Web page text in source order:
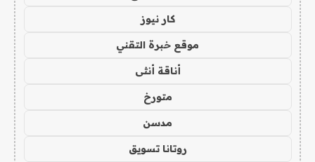
كار نيوز
موقع خبرة التقني
أناقة أنثى
متورخ
مدسن
روتانا تسويق